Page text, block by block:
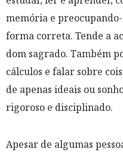
memória e
forma correta. Tende a
dom sagrado. Também
cálculos e falar sobre
de apenas ideais ou
rigoroso e disciplinado.
Apesar de algumas